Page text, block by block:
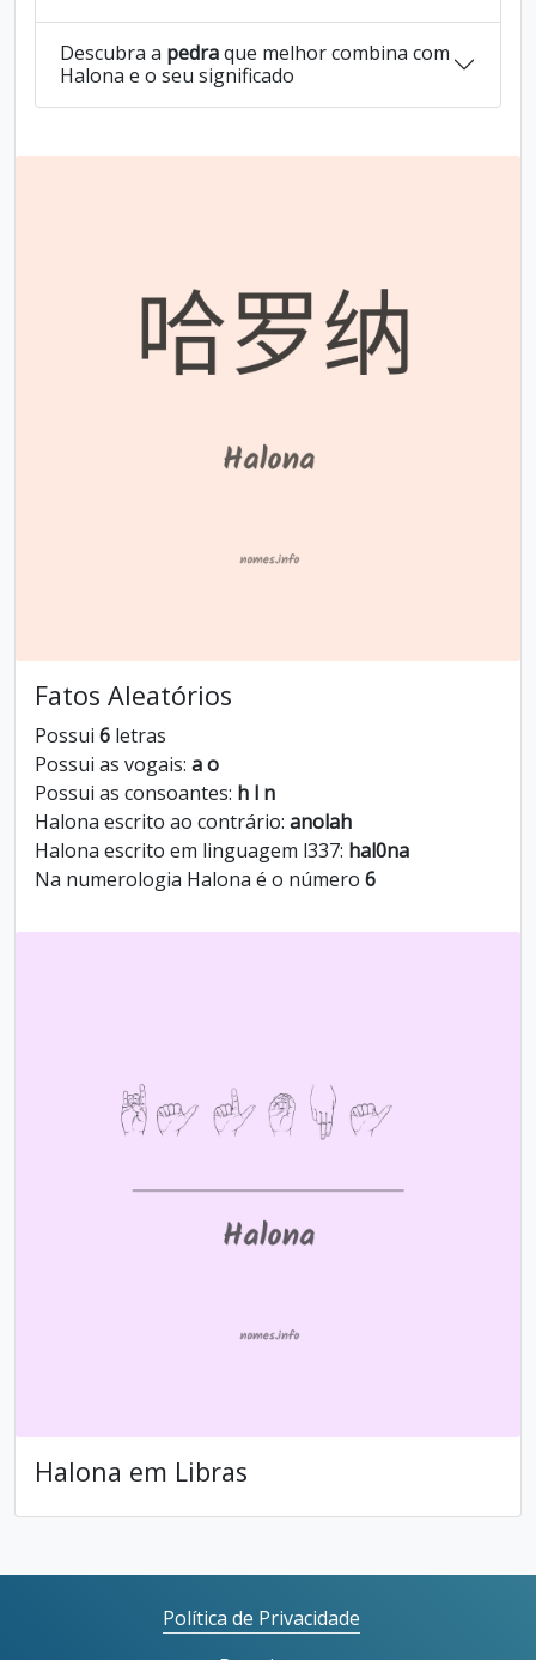
Descubra a pedraque melhor combina com
Halona e o seu significado
Fatos Aleatórios
Possui 6 letras
Possui as vogais: a o
Possui as consoantes: h l n
Halona escrito ao contrário: anolah
Halona escrito em linguagem l337: hal0na
Na numerologia Halona é o número 6
Halona em Libras
Política de Privacidade